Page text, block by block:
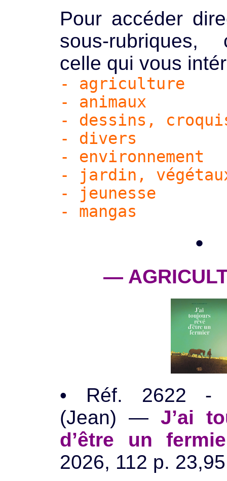
Pour accéder
sous-
celle qui vous
- agriculture
- animaux
- dessins,
- divers
- environnement
- jardin,
- jeunesse
- mangas
•
—
• Réf. 2622 -
(Jean) — J’ai
d’être un
2026, 112 p.